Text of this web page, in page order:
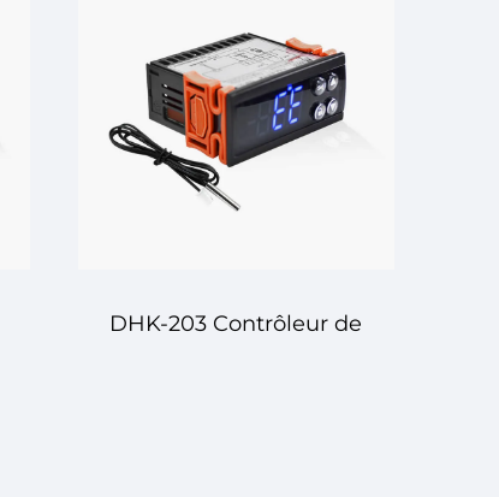
DHK-203 Contrôleur de